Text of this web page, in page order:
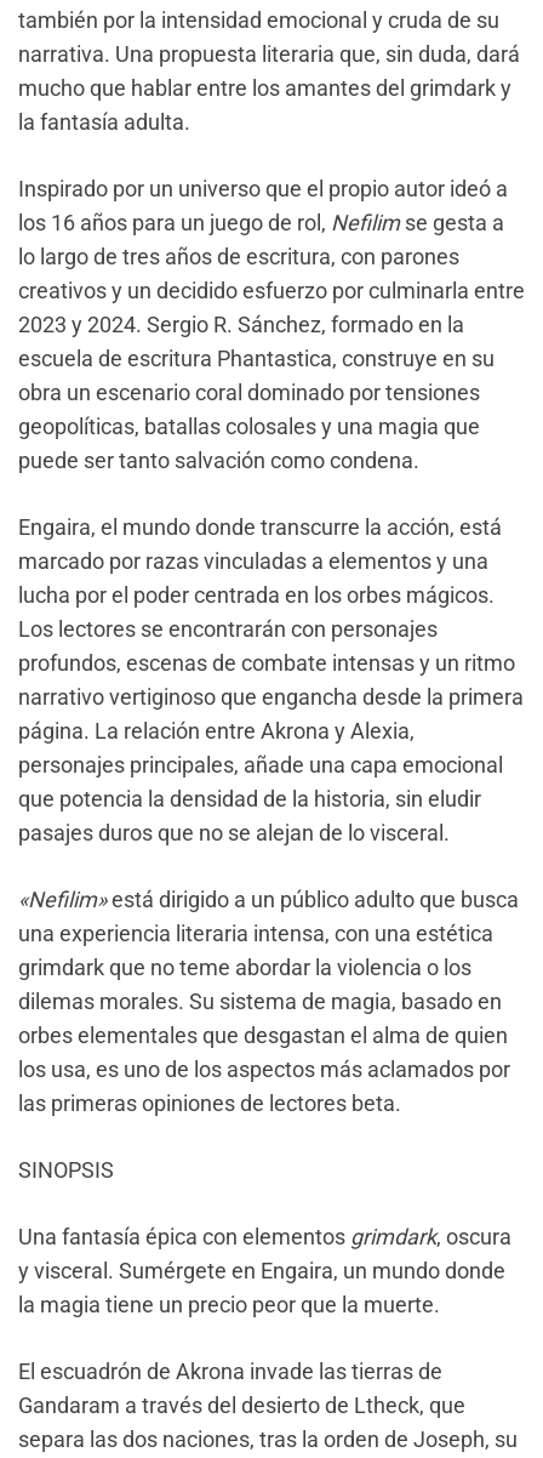
también por la intensidad emocional y cruda de su
narrativa. Una propuesta literaria que, sin duda, dará
mucho que hablar entre los amantes del grimdark y
la fantasía adulta.
Inspirado por un universo que el propio autor ideó a
los 16 años para un juego de rol, Nefilimse gesta a
lo largo de tres años de escritura, con parones
creativos y un decidido esfuerzo por culminarla entre
2023 y 2024. Sergio R. Sánchez, formado en la
escuela de escritura Phantastica, construye en su
obra un escenario coral dominado por tensiones
geopolíticas, batallas colosales y una magia que
puede ser tanto salvación como condena.
Engaira, el mundo donde transcurre la acción, está
marcado por razas vinculadas a elementos y una
lucha por el poder centrada en los orbes mágicos.
Los lectores se encontrarán con personajes
profundos, escenas de combate intensas y un ritmo
narrativo vertiginoso que engancha desde la primera
página. La relación entre Akrona y Alexia,
personajes principales, añade una capa emocional
que potencia la densidad de la historia, sin eludir
pasajes duros que no se alejan de lo visceral.
«Nefilim»está dirigido a un público adulto que busca
una experiencia literaria intensa, con una estética
grimdark que no teme abordar la violencia o los
dilemas morales. Su sistema de magia, basado en
orbes elementales que desgastan el alma de quien
los usa, es uno de los aspectos más aclamados por
las primeras opiniones de lectores beta.
SINOPSIS
Una fantasía épica con elementos grimdark, oscura
y visceral. Sumérgete en Engaira, un mundo donde
la magia tiene un precio peor que la muerte.
El escuadrón de Akrona invade las tierras de
Gandaram a través del desierto de Ltheck, que
separa las dos naciones, tras la orden de Joseph, su